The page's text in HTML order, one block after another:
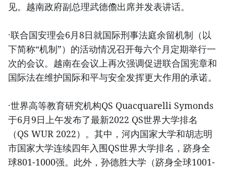
见。越南政府副总理武德儋出席并发表讲话。
·联合国安理会6月8日就国际刑事法庭余留机制（以
下简称“机制”）的活动情况召开每六个月定期举行一
次的会议。越南在会议上再次强调促进联合国宪章和
国际法在维护国际和平与安全发挥更大作用的承诺。
·世界高等教育研究机构QS Quacquarelli Symonds
于6月9日上午发布了最新2022 QS世界大学排名
（QS WUR 2022）。其中，河内国家大学和胡志明
市国家大学连续四年入围QS世界大学排名，跻身全
球801-1000强。此外，孙德胜大学（跻身全球1001-